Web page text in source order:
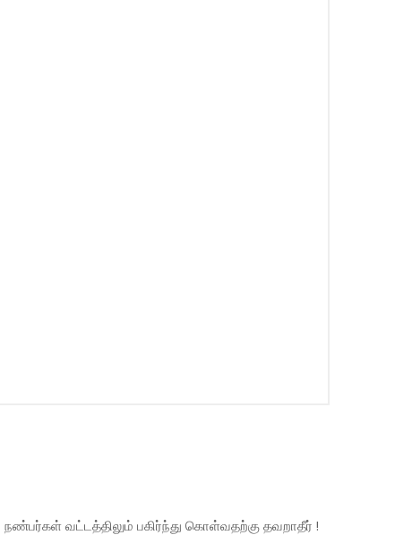
வட்டத்திலும் பகிர்ந்து கொள்வதற்கு தவறாதீர் !